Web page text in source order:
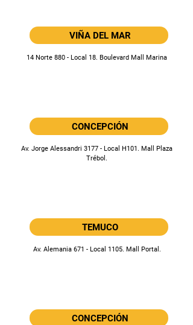
VIÑA DEL MAR
14 Norte 880 - Local 18. Boulevard Mall Marina
CONCEPCIÓN
Av. Jorge Alessandri 3177 - Local H101. Mall Plaza
Trébol.
TEMUCO
Av. Alemania 671 - Local 1105. Mall Portal.
CONCEPCIÓN